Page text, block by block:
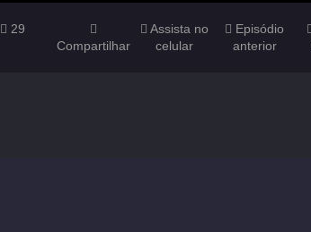
29
Compartilhar
Assista no
celular
Episódio
anterior